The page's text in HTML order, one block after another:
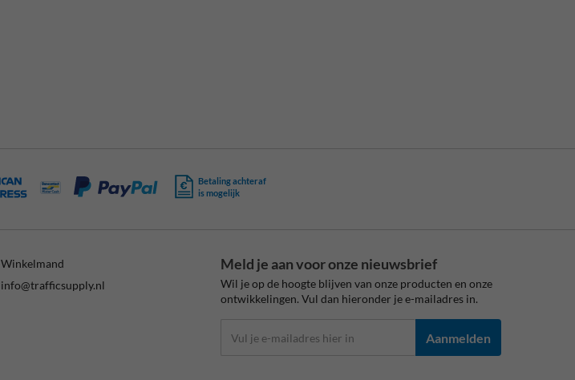
Betaling achteraf
is mogelijk
Winkelmand
info@trafficsupply.nl
Meld je aan voor onze nieuwsbrief
Wil je op de hoogte blijven van onze producten en onze
ontwikkelingen. Vul dan hieronder je e-mailadres in.
Aanmelden